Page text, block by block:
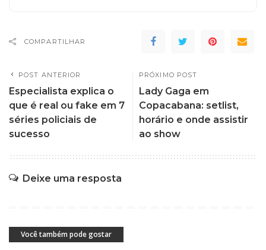
COMPARTILHAR
POST ANTERIOR
Especialista explica o
que é real ou fake em 7
séries policiais de
sucesso
PRÓXIMO POST
Lady Gaga em
Copacabana: setlist,
horário e onde assistir
ao show
Deixe uma resposta
Você também pode gostar